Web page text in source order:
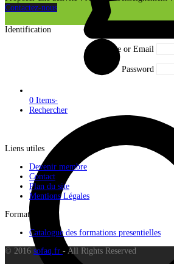
0 Items-
Rechercher
Contactez-nous
Identification
Username or Email
Password
Liens utiles
Devenir membre
Contact
Plan du site
Mentions Légales
Formations
Catalogue des formations presentielles
© 2016 sofaq.fr - All Rights Reserved